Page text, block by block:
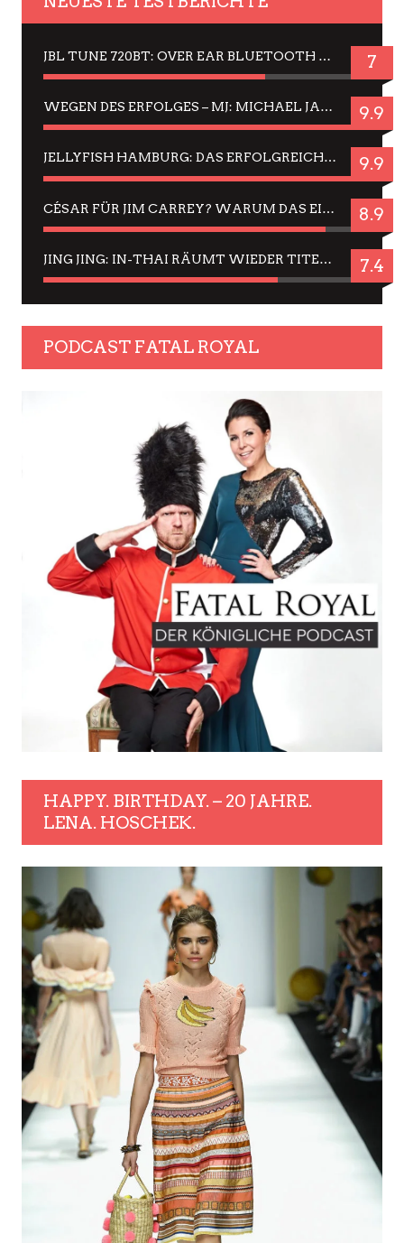
JBL TUNE 720BT: OVER EAR BLUETOOTH KOPFHÖRER UM DIE 50,-€ IM DAUER-TEST 7
WEGEN DES ERFOLGES – MJ: MICHAEL JACKSON MUSICAL IN EINER MATINEE SEHEN 9.9
JELLYFISH HAMBURG: DAS ERFOLGREICHE SOMMER-MENÜ 2025 IN GEFÜHLEN UND BILDERN 9.9
CÉSAR FÜR JIM CARREY? WARUM DAS EINER DER NERVIGSTEN ACTORS IST UND BLEIBT 8.9
JING JING: IN-THAI RÄUMT WIEDER TITEL AB – EIN ZWEI-STUNDEN-ERLEBNISBERICHT 7.4
PODCAST FATAL ROYAL
HAPPY. BIRTHDAY. – 20 JAHRE.
LENA. HOSCHEK.